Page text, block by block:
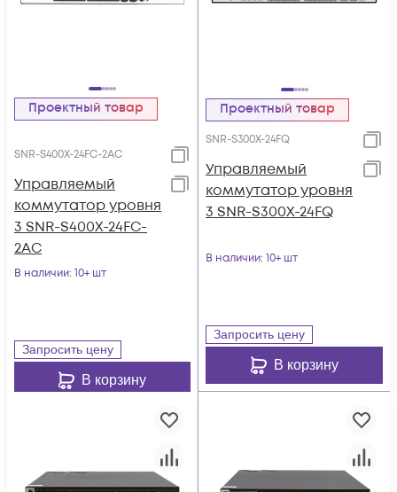
Проектный товар
SNR-S400X-24FC-2AC
Управляемый
коммутатор уровня
3 SNR-S400X-24FC-
2AC
В наличии: 10+ шт
Запросить цену
В корзину
Проектный товар
SNR-S300X-24FQ
Управляемый
коммутатор уровня
3 SNR-S300X-24FQ
В наличии: 10+ шт
Запросить цену
В корзину